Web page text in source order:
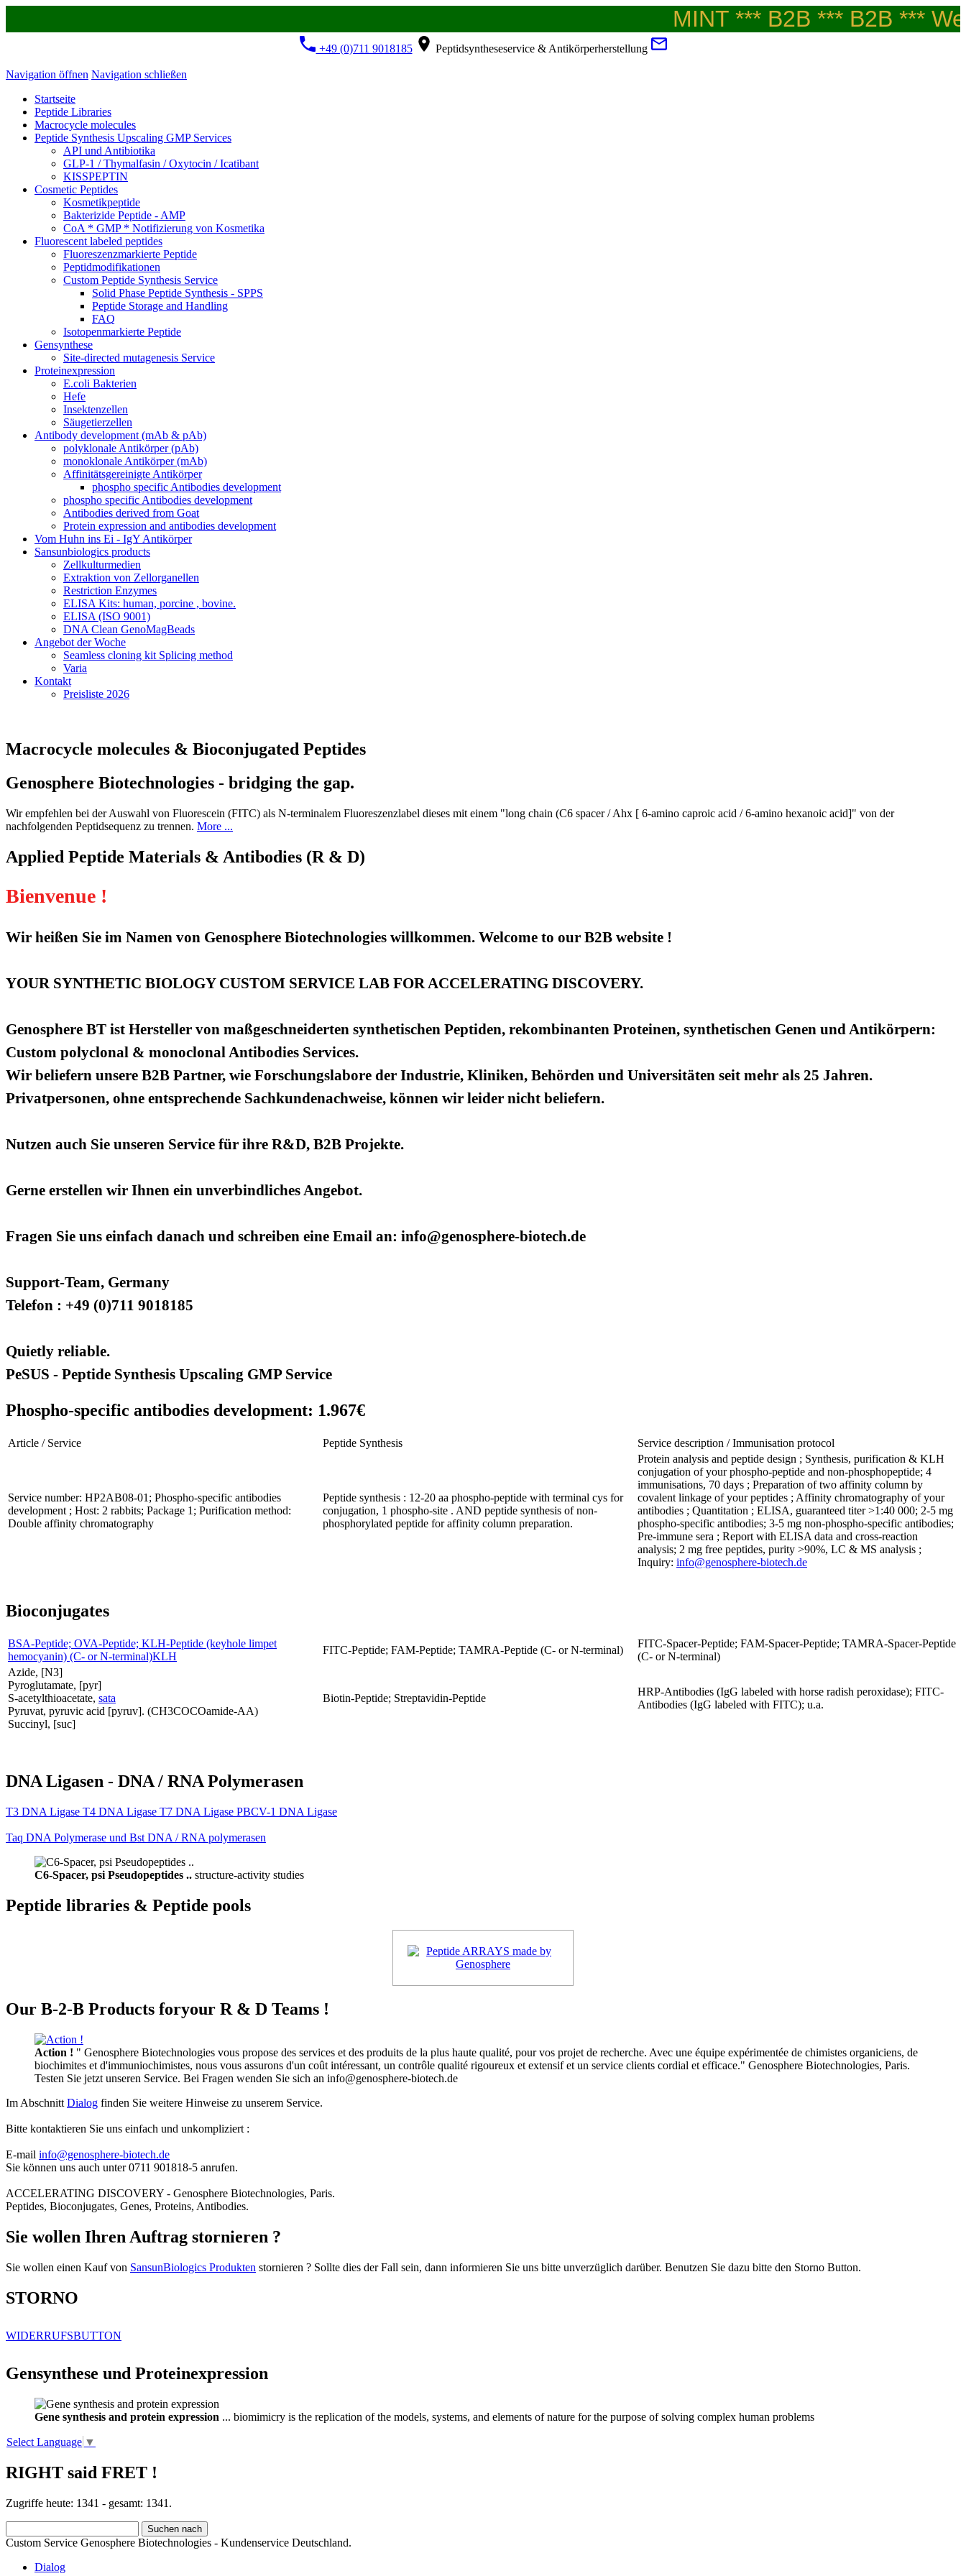
MINT *** B2B *** B2B ***
+49 (0)711 9018185 Peptidsyntheseservice & Antikörperherstellung
Navigation öffnen Navigation schließen
Startseite
Peptide Libraries
Macrocycle molecules
Peptide Synthesis Upscaling GMP Services
API und Antibiotika
GLP-1 / Thymalfasin / Oxytocin / Icatibant
KISSPEPTIN
Cosmetic Peptides
Kosmetikpeptide
Bakterizide Peptide - AMP
CoA * GMP * Notifizierung von Kosmetika
Fluorescent labeled peptides
Fluoreszenzmarkierte Peptide
Peptidmodifikationen
Custom Peptide Synthesis Service
Solid Phase Peptide Synthesis - SPPS
Peptide Storage and Handling
FAQ
Isotopenmarkierte Peptide
Gensynthese
Site-directed mutagenesis Service
Proteinexpression
E.coli Bakterien
Hefe
Insektenzellen
Säugetierzellen
Antibody development (mAb & pAb)
polyklonale Antikörper (pAb)
monoklonale Antikörper (mAb)
Affinitätsgereinigte Antikörper
phospho specific Antibodies development
phospho specific Antibodies development
Antibodies derived from Goat
Protein expression and antibodies development
Vom Huhn ins Ei - IgY Antikörper
Sansunbiologics products
Zellkulturmedien
Extraktion von Zellorganellen
Restriction Enzymes
ELISA Kits: human, porcine , bovine.
ELISA (ISO 9001)
DNA Clean GenoMagBeads
Angebot der Woche
Seamless cloning kit Splicing method
Varia
Kontakt
Preisliste 2026
Macrocycle molecules & Bioconjugated Peptides
Genosphere Biotechnologies - bridging the gap.
Wir empfehlen bei der Auswahl von Fluorescein (FITC) als N-terminalem Fluoreszenzlabel dieses mit einem "long chain (C6 spacer / Ahx [ 6-amino caproic acid / 6-amino hexanoic acid]" von der
nachfolgenden Peptidsequenz zu trennen. More ...
Applied Peptide Materials & Antibodies (R & D)
Bienvenue !
Wir heißen Sie im Namen von Genosphere Biotechnologies willkommen. Welcome to our B2B website !
YOUR SYNTHETIC BIOLOGY CUSTOM SERVICE LAB FOR ACCELERATING DISCOVERY.
Genosphere BT ist Hersteller von maßgeschneiderten synthetischen Peptiden, rekombinanten Proteinen, synthetischen Genen und Antikörpern:
Custom polyclonal & monoclonal Antibodies Services.
Wir beliefern unsere B2B Partner, wie Forschungslabore der Industrie, Kliniken, Behörden und Universitäten seit mehr als 25 Jahren.
Privatpersonen, ohne entsprechende Sachkundenachweise, können wir leider nicht beliefern.
Nutzen auch Sie unseren Service für ihre R&D, B2B Projekte.
Gerne erstellen wir Ihnen ein unverbindliches Angebot.
Fragen Sie uns einfach danach und schreiben eine Email an: info@genosphere-biotech.de
Support-Team, Germany
Telefon : +49 (0)711 9018185
Quietly reliable.
PeSUS - Peptide Synthesis Upscaling GMP Service
Phospho-specific antibodies development: 1.967€
Article / Service Peptide Synthesis Service description / Immunisation protocol
Service number: HP2AB08-01; Phospho-specific antibodies
development ; Host: 2 rabbits; Package 1; Purification method:
Double affinity chromatography
Peptide synthesis : 12-20 aa phospho-peptide with terminal cys for
conjugation, 1 phospho-site . AND peptide synthesis of non-
phosphorylated peptide for affinity column preparation.
Protein analysis and peptide design ; Synthesis, purification & KLH
conjugation of your phospho-peptide and non-phosphopeptide; 4
immunisations, 70 days ; Preparation of two affinity column by
covalent linkage of your peptides ; Affinity chromatography of your
antibodies ; Quantitation ; ELISA, guaranteed titer >1:40 000; 2-5 mg
phospho-specific antibodies; 3-5 mg non-phospho-specific antibodies;
Pre-immune sera ; Report with ELISA data and cross-reaction
analysis; 2 mg free peptides, purity >90%, LC & MS analysis ;
Inquiry: info@genosphere-biotech.de
Bioconjugates
BSA-Peptide; OVA-Peptide; KLH-Peptide (keyhole limpet
hemocyanin) (C- or N-terminal)KLH
FITC-Peptide; FAM-Peptide; TAMRA-Peptide (C- or N-terminal)
FITC-Spacer-Peptide; FAM-Spacer-Peptide; TAMRA-Spacer-Peptide
(C- or N-terminal)
Azide, [N3]
Pyroglutamate, [pyr]
S-acetylthioacetate, sata
Pyruvat, pyruvic acid [pyruv]. (CH3COCOamide-AA)
Succinyl, [suc]
Biotin-Peptide; Streptavidin-Peptide
HRP-Antibodies (IgG labeled with horse radish peroxidase); FITC-
Antibodies (IgG labeled with FITC); u.a.
DNA Ligasen - DNA / RNA Polymerasen
T3 DNA Ligase T4 DNA Ligase T7 DNA Ligase PBCV-1 DNA Ligase
Taq DNA Polymerase und Bst DNA / RNA polymerasen
C6-Spacer, psi Pseudopeptides .. structure-activity studies
Peptide libraries & Peptide pools
Our B-2-B Products foryour R & D Teams !
Action ! " Genosphere Biotechnologies vous propose des services et des produits de la plus haute qualité, pour vos projet de recherche. Avec une équipe expérimentée de chimistes organiciens, de
biochimites et d'immuniochimistes, nous vous assurons d'un coût intéressant, un contrôle qualité rigoureux et extensif et un service clients cordial et efficace." Genosphere Biotechnologies, Paris.
Testen Sie jetzt unseren Service. Bei Fragen wenden Sie sich an info@genosphere-biotech.de
Im Abschnitt Dialog finden Sie weitere Hinweise zu unserem Service.
Bitte kontaktieren Sie uns einfach und unkompliziert :
E-mail info@genosphere-biotech.de
Sie können uns auch unter 0711 901818-5 anrufen.
ACCELERATING DISCOVERY - Genosphere Biotechnologies, Paris.
Peptides, Bioconjugates, Genes, Proteins, Antibodies.
Sie wollen Ihren Auftrag stornieren ?
Sie wollen einen Kauf von SansunBiologics Produkten stornieren ? Sollte dies der Fall sein, dann informieren Sie uns bitte unverzüglich darüber. Benutzen Sie dazu bitte den Storno Button.
STORNO
WIDERRUFSBUTTON
Gensynthese und Proteinexpression
Gene synthesis and protein expression ... biomimicry is the replication of the models, systems, and elements of nature for the purpose of solving complex human problems
Select Language ▼
RIGHT said FRET !
Zugriffe heute: 1341 - gesamt: 1341.
Custom Service Genosphere Biotechnologies - Kundenservice Deutschland.
Dialog